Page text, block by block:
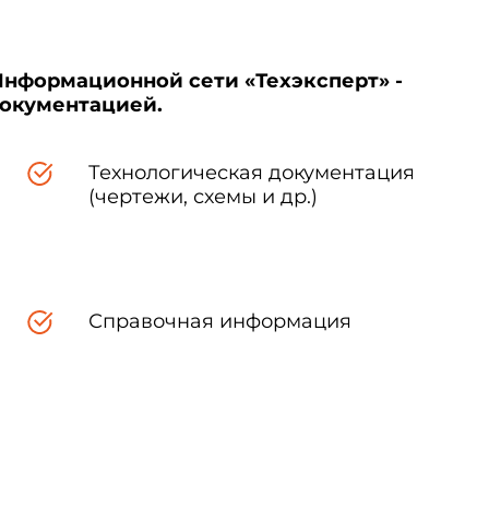
сети «Техэксперт» -
Технологическая документация
(чертежи, схемы и др.)
Справочная информация